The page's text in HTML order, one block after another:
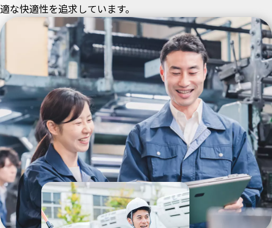
適な快適性を追求しています。